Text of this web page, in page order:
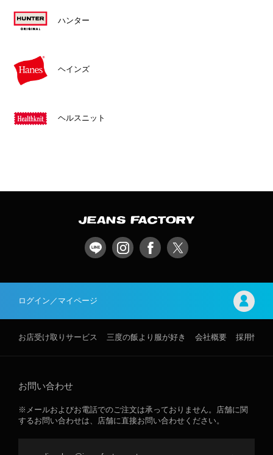
ハンター
ヘインズ
ヘルスニット
ログイン／マイページ
お店受け取りサービス 三度の飯より服が好き 会社概要 採用情報
お問い合わせ
※メールおよびお電話でのご注文は承っておりません。店舗に関
するお問い合わせは、店舗に直接お問い合わせください。